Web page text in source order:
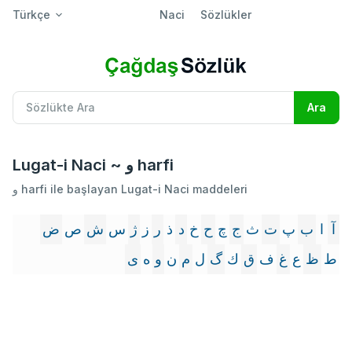
Türkçe Naci Sözlükler
Lugat-i Naci ~ و harfi
و harfi ile başlayan Lugat-i Naci maddeleri
آ ا ب پ ت ث ج چ ح خ د ذ ر ز ژ س ش ص ض
ط ظ ع غ ف ق ك گ ل م ن و ه ى